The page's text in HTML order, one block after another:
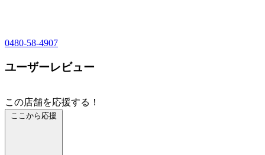
0480-58-4907
ユーザーレビュー
この店舗を応援する！
ここから応援